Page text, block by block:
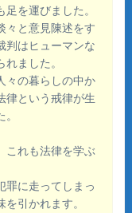
を運びました。
々と意見陳述をす
判はヒューマンな
ました。
々の暮らしの中か
律という戒律が生
これも法律を学ぶ
罪に走ってしまっ
引かれます。